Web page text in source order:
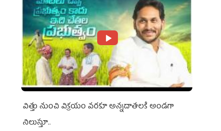
విత్తు నుంచి విక్రయం వరకూ అన్నదాతలకి అండగా
నిలుస్తూ..